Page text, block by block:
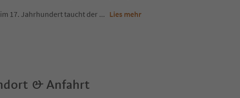
17. Jahrhundert taucht der ... Lies mehr
& Anfahrt